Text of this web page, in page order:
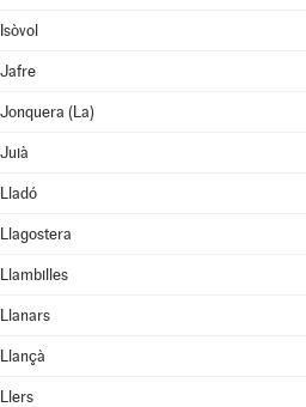
Isòvol
Jafre
Jonquera (La)
Juià
Lladó
Llagostera
Llambilles
Llanars
Llançà
Llers